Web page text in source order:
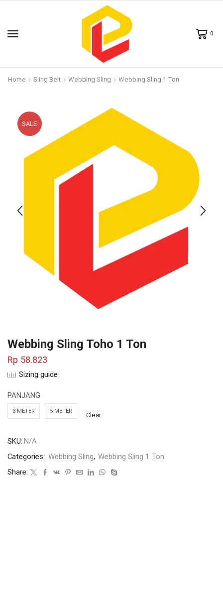
0
Home Sling Belt Webbing Sling Webbing Sling 1 Ton
SALE
Webbing Sling Toho 1 Ton
Rp 58.823
Sizing guide
PANJANG
3 METER 5 METER
Clear
SKU: N/A
Categories: Webbing Sling, Webbing Sling 1 Ton
Share: